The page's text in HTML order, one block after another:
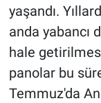
yaşandı.
anda yabancı
hale
panolar bu
Temmuz'da